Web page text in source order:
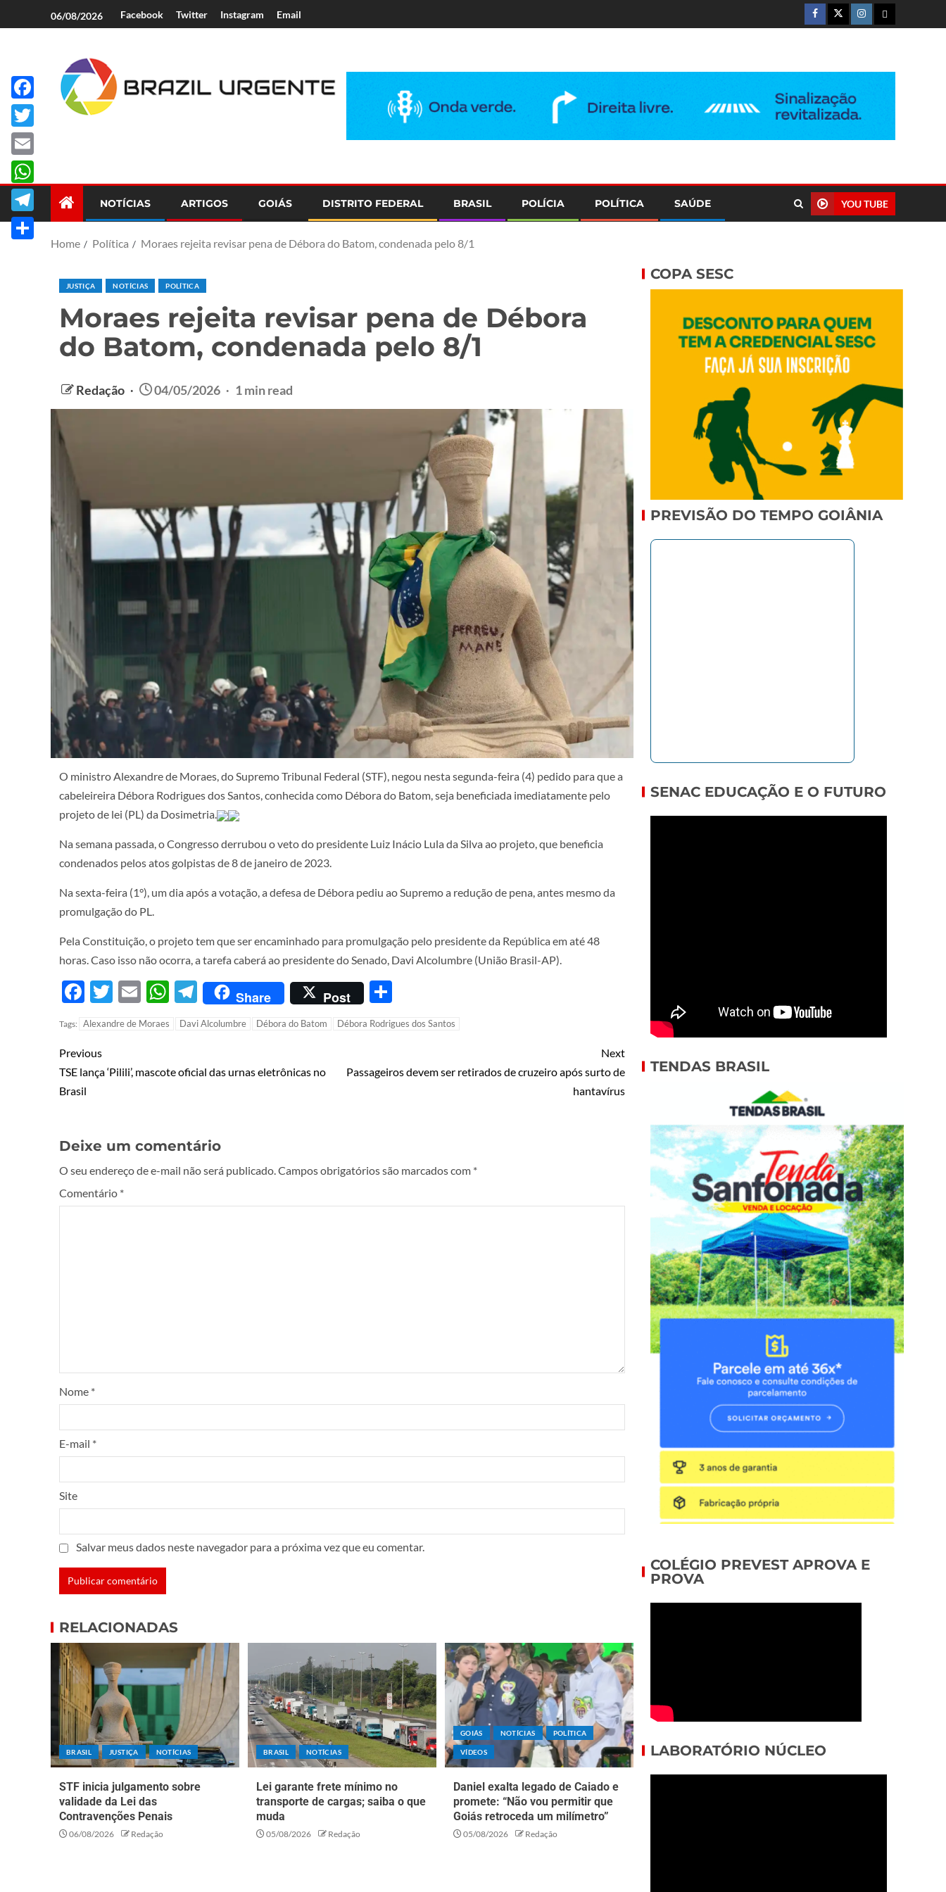
06/08/2026 Facebook Twitter Instagram Email
NOTÍCIAS ARTIGOS GOIÁS DISTRITO FEDERAL BRASIL POLÍCIA POLÍTICA SAÚDE YOU TUBE
Home Política Moraes rejeita revisar pena de Débora do Batom, condenada pelo 8/1
JUSTIÇA NOTÍCIAS POLÍTICA
Moraes rejeita revisar pena de Débora
do Batom, condenada pelo 8/1
Redação 04/05/2026 1 min read
O ministro Alexandre de Moraes, do Supremo Tribunal Federal (STF), negou nesta segunda-feira (4) pedido para que a
cabeleireira Débora Rodrigues dos Santos, conhecida como Débora do Batom, seja beneficiada imediatamente pelo
projeto de lei (PL) da Dosimetria.
Na semana passada, o Congresso derrubou o veto do presidente Luiz Inácio Lula da Silva ao projeto, que beneficia
condenados pelos atos golpistas de 8 de janeiro de 2023.
Na sexta-feira (1°), um dia após a votação, a defesa de Débora pediu ao Supremo a redução de pena, antes mesmo da
promulgação do PL.
Pela Constituição, o projeto tem que ser encaminhado para promulgação pelo presidente da República em até 48
horas. Caso isso não ocorra, a tarefa caberá ao presidente do Senado, Davi Alcolumbre (União Brasil-AP).
Facebook
Twitter
EmailWhatsApp
Telegram
Share Post
Tags: Alexandre de Moraes Davi Alcolumbre Débora do Batom Débora Rodrigues dos Santos
Previous
TSE lança ‘Pilili’, mascote oficial das urnas eletrônicas no
Brasil
Next
Passageiros devem ser retirados de cruzeiro após surto de
hantavírus
Deixe um comentário
O seu endereço de e-mail não será publicado. Campos obrigatórios são marcados com *
Comentário *
Nome *
E-mail *
Site
Salvar meus dados neste navegador para a próxima vez que eu comentar.
RELACIONADAS
BRASIL JUSTIÇA NOTÍCIAS
STF inicia julgamento sobre
validade da Lei das
Contravenções Penais
06/08/2026 Redação
BRASIL NOTÍCIAS
Lei garante frete mínimo no
transporte de cargas; saiba o que
muda
05/08/2026 Redação
GOIÁS NOTÍCIAS POLÍTICA
VÍDEOS
Daniel exalta legado de Caiado e
promete: “Não vou permitir que
Goiás retroceda um milímetro”
05/08/2026 Redação
Facebook
Twitter
Email
WhatsApp
Telegram
COPA SESC
PREVISÃO DO TEMPO GOIÂNIA
SENAC EDUCAÇÃO E O FUTURO
TENDAS BRASIL
COLÉGIO PREVEST APROVA E
PROVA
LABORATÓRIO NÚCLEO